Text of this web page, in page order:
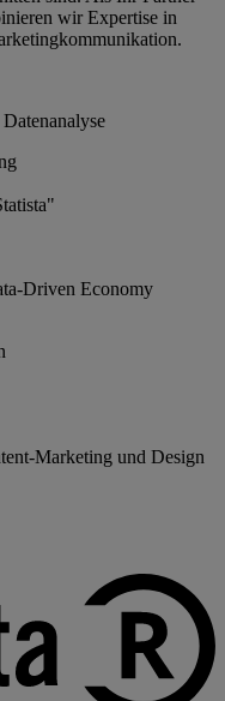
wir Expertise in
Driven Economy
Marketing und Design